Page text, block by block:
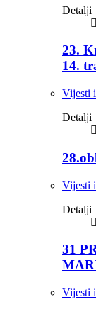
Detalji
23.
14.
Vijesti
Detalji
Vijesti
Detalji
31
Vijesti